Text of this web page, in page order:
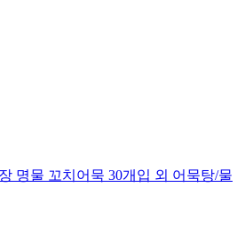
명물 꼬치어묵 30개입 외 어묵탕/물